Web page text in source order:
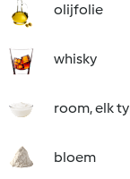
olijfolie
whisky
room, elk
bloem